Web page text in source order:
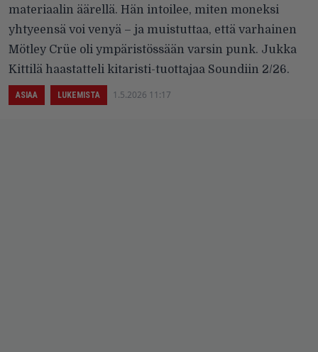
materiaalin äärellä. Hän intoilee, miten moneksi
yhtyeensä voi venyä – ja muistuttaa, että varhainen
Mötley Crüe oli ympäristössään varsin punk. Jukka
Kittilä haastatteli kitaristi-tuottajaa Soundiin 2/26.
ASIAA LUKEMISTA 1.5.2026 11:17